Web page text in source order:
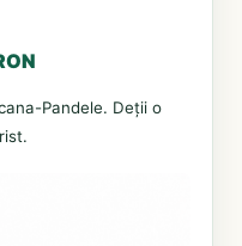
Pandele. Deții o